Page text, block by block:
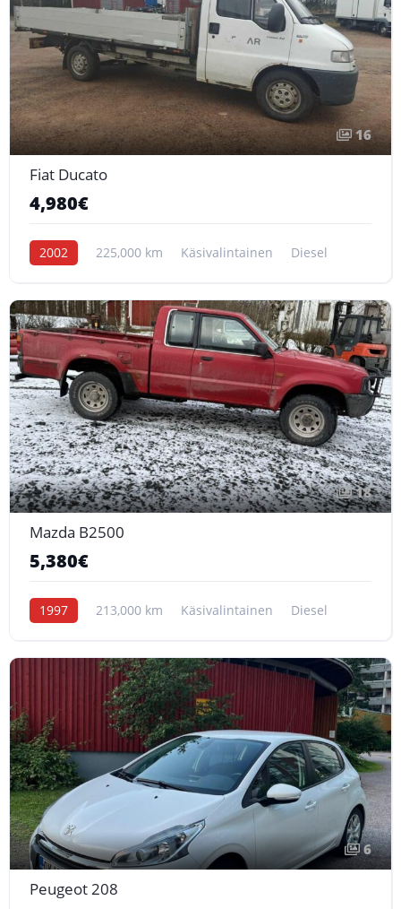
16
Fiat Ducato
4,980€
2002 225,000 km Käsivalintainen Diesel
18
Mazda B2500
5,380€
1997 213,000 km Käsivalintainen Diesel
6
Peugeot 208